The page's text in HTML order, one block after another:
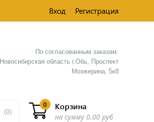
Вход Регистрация
По согласованным заказам:
Новосибирская область г.Обь, Проспект
Мозжерина, 5к8​
(0)
Корзина
0
на сумму 0.00 руб